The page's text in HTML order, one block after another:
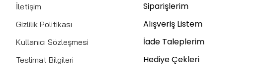
İletişim
Gizlilik Politikası
Kullanıcı Sözleşmesi
Teslimat Bilgileri
Siparişlerim
Alışveriş Listem
İade Taleplerim
Hediye Çekleri